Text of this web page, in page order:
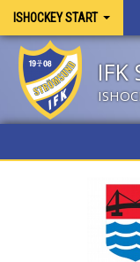
ISHOCKEY START
IFK